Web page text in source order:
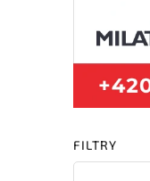
FILTRY